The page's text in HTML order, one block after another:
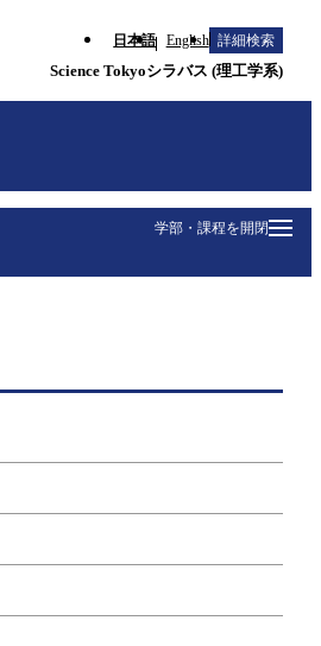
日本語 English 詳細検索
Science Tokyoシラバス (理工学系)
学部・課程を開閉